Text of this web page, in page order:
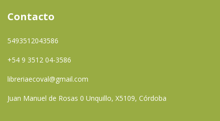
Contacto
5493512043586
+54 9 3512 04-3586
libreriaecoval@gmail.com
Juan Manuel de Rosas 0 Unquillo, X5109, Córdoba